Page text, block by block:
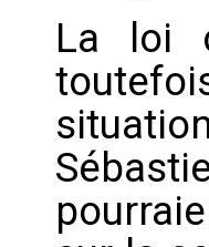
La loi